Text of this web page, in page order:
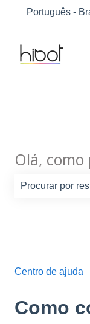
Português -
Olá, como
Centro de ajuda
Como